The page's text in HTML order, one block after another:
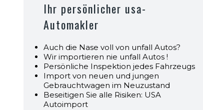
Ihr persönlicher usa-
Automakler
Auch die Nase voll von unfall Autos?
Wir importieren nie unfall Autos !
Persönliche Inspektion jedes Fahrzeugs
Import von neuen und jungen
Gebrauchtwagen im Neuzustand
Beseitigen Sie alle Risiken: USA
Autoimport